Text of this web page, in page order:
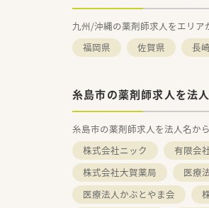
九州/沖縄の薬剤師求人をエリア
福岡県
佐賀県 長
糸島市の薬剤師求人を法
糸島市の薬剤師求人を法人名か
株式会社ニック
有限会
株式会社大賀薬局
医療
医療法人かぶとやま会